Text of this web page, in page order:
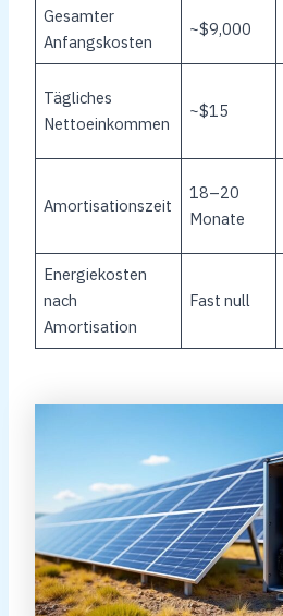
Gesamter
Anfangskosten
~$9,000
Tägliches
Nettoeinkommen
~$15
Amortisationszeit
18–20
Monate
Energiekosten
nach
Amortisation
Fast null